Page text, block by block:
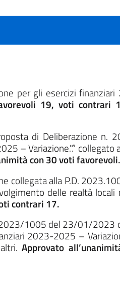
per gli esercizi
19, voti contrari
di Deliberazione n.
– Variazione.".” collegato
con 30 voti favorevoli.
collegata alla P.D.
delle realtà locali
contrari 17.
1005 del 23/01/2023
2023-2025 –
altri.Approvato